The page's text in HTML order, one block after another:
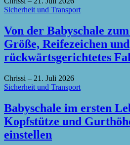
Sicherheit und Transport
Von der Babyschale
Größe, Reifezeichen und
rückwärtsgerichtetes
Chrissi – 21. Juli 2026
Sicherheit und Transport
Babyschale im ersten
Kopfstütze und
einstellen